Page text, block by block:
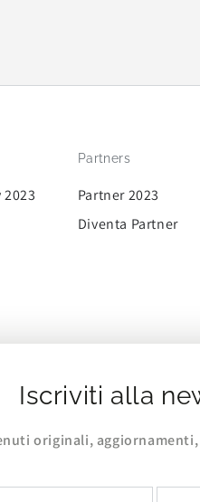
Partners
Partner 2023
Diventa Partner
Iscriviti alla
originali, aggiornamenti,